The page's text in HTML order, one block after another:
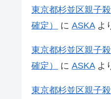
東京都杉並区親子
確定）
に ASKAよ
東京都杉並区親子
確定）
に ASKAよ
東京都杉並区親子